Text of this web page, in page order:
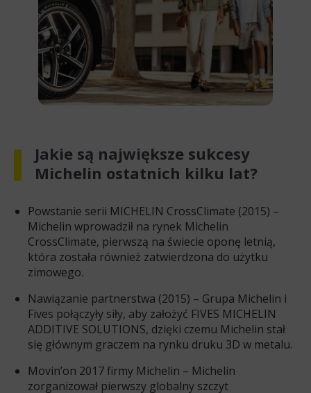
Jakie są największe sukcesy
Michelin ostatnich kilku lat?
Powstanie serii MICHELIN CrossClimate (2015) –
Michelin wprowadził na rynek Michelin
CrossClimate, pierwszą na świecie oponę letnią,
która została również zatwierdzona do użytku
zimowego.
Nawiązanie partnerstwa (2015) – Grupa Michelin i
Fives połączyły siły, aby założyć FIVES MICHELIN
ADDITIVE SOLUTIONS, dzięki czemu Michelin stał
się głównym graczem na rynku druku 3D w metalu.
Movin’on 2017 firmy Michelin – Michelin
zorganizował pierwszy globalny szczyt